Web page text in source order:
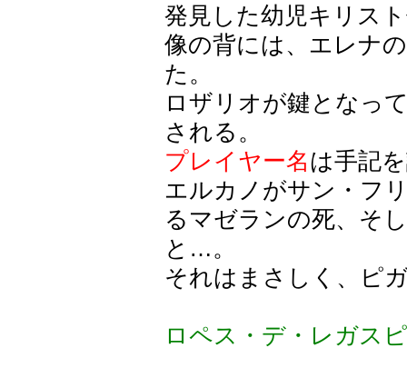
発見した幼児キリス
像の背には、エレナ
た。
ロザリオが鍵となっ
される。
プレイヤー名は手記
エルカノがサン・フ
るマゼランの死、そ
と…。
それはまさしく、ピ
ロペス・デ・レガス